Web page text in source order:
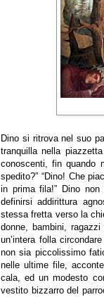
Dino si ritrova nel suo
tranquilla nella
conoscenti, fin quando
spedito?” “Dino! Che
in prima fila!” Dino
definirsi addirittura
stessa fretta verso la
donne, bambini,
un’intera folla
non sia piccolissimo
nelle ultime file,
cala, ed un modesto
vestito bizzarro del